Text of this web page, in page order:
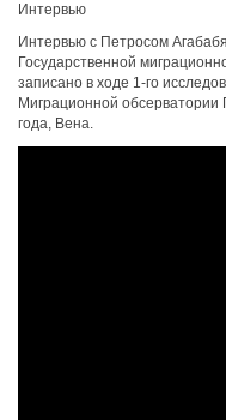
Интервью
Интервью с Петросом
Государственной
записано в ходе 1-го
Миграционной
года, Вена.